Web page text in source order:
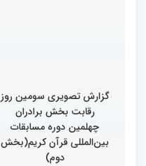
گزارش تصویری سومین روز
رقابت بخش برادران
چهلمین دوره مسابقات
بین‌المللی قرآن کریم(بخش
دوم)